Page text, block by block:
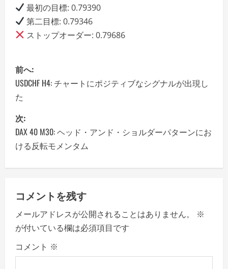
最初の目標: 0.79390
第二目標: 0.79346
ストップオーダー: 0.79686
P
o
s
t
n
a
v
i
g
a
前へ:
USDCHF H4: チャートにポジティブなシグナルが出現し
た
次:
DAX 40 M30: ヘッド・アンド・ショルダーパターンにお
ける反転モメンタム
コメントを残す
メールアドレスが公開されることはありません。
※
が付いている欄は必須項目です
コメント ※